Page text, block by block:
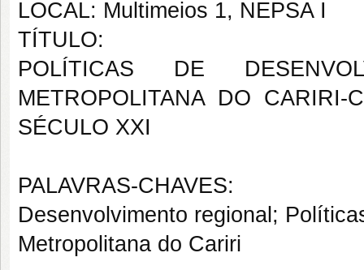
LOCAL: Multimeios 1, NEPSA I
TÍTULO:
POLÍTICAS DE
METROPOLITANA DO
SÉCULO XXI
PALAVRAS-CHAVES:
Desenvolvimento regional;
Metropolitana do Cariri